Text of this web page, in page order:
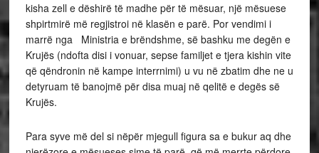
kisha zell e dëshirë të madhe për të mësuar, një mësuese
shpirtmirë më regjistroi në klasën e parë. Por vendimi i
marrë nga Ministria e brëndshme, së bashku me degën e
Krujës (ndofta disi i vonuar, sepse familjet e tjera kishin vite
që qëndronin në kampe interrnimi) u vu në zbatim dhe ne u
detyruam të banojmë për disa muaj në qelitë e degës së
Krujës.
Para syve më del si nëpër mjegull figura sa e bukur aq dhe